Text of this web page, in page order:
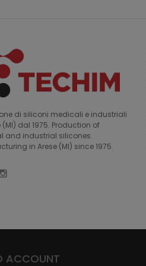
di siliconi medicali e industriali
(MI) dal 1975. Production of
and industrial silicones.
in Arese (MI) since 1975.
ACCOUNT